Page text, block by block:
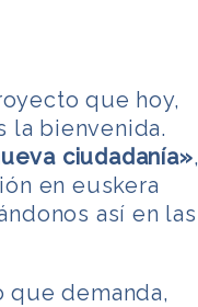
que hoy,
la bienvenida.
ciudadanía»,
en euskera
así en las
demanda,